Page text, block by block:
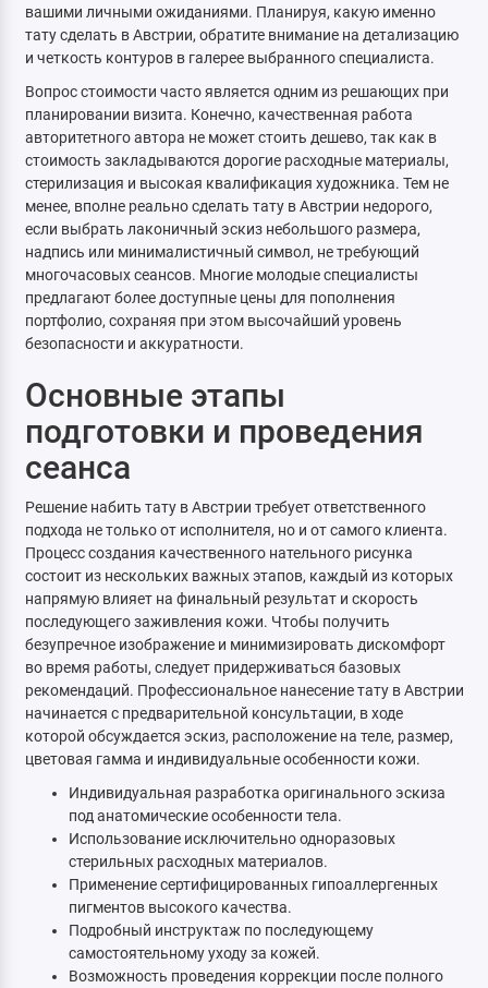
вашими личными ожиданиями. Планируя, какую именно
тату сделать в Австрии, обратите внимание на детализацию
и четкость контуров в галерее выбранного специалиста.
Вопрос стоимости часто является одним из решающих при
планировании визита. Конечно, качественная работа
авторитетного автора не может стоить дешево, так как в
стоимость закладываются дорогие расходные материалы,
стерилизация и высокая квалификация художника. Тем не
менее, вполне реально сделать тату в Австрии недорого,
если выбрать лаконичный эскиз небольшого размера,
надпись или минималистичный символ, не требующий
многочасовых сеансов. Многие молодые специалисты
предлагают более доступные цены для пополнения
портфолио, сохраняя при этом высочайший уровень
безопасности и аккуратности.
Основные этапы
подготовки и проведения
сеанса
Решение набить тату в Австрии требует ответственного
подхода не только от исполнителя, но и от самого клиента.
Процесс создания качественного нательного рисунка
состоит из нескольких важных этапов, каждый из которых
напрямую влияет на финальный результат и скорость
последующего заживления кожи. Чтобы получить
безупречное изображение и минимизировать дискомфорт
во время работы, следует придерживаться базовых
рекомендаций. Профессиональное нанесение тату в Австрии
начинается с предварительной консультации, в ходе
которой обсуждается эскиз, расположение на теле, размер,
цветовая гамма и индивидуальные особенности кожи.
Индивидуальная разработка оригинального эскиза
под анатомические особенности тела.
Использование исключительно одноразовых
стерильных расходных материалов.
Применение сертифицированных гипоаллергенных
пигментов высокого качества.
Подробный инструктаж по последующему
самостоятельному уходу за кожей.
Возможность проведения коррекции после полного